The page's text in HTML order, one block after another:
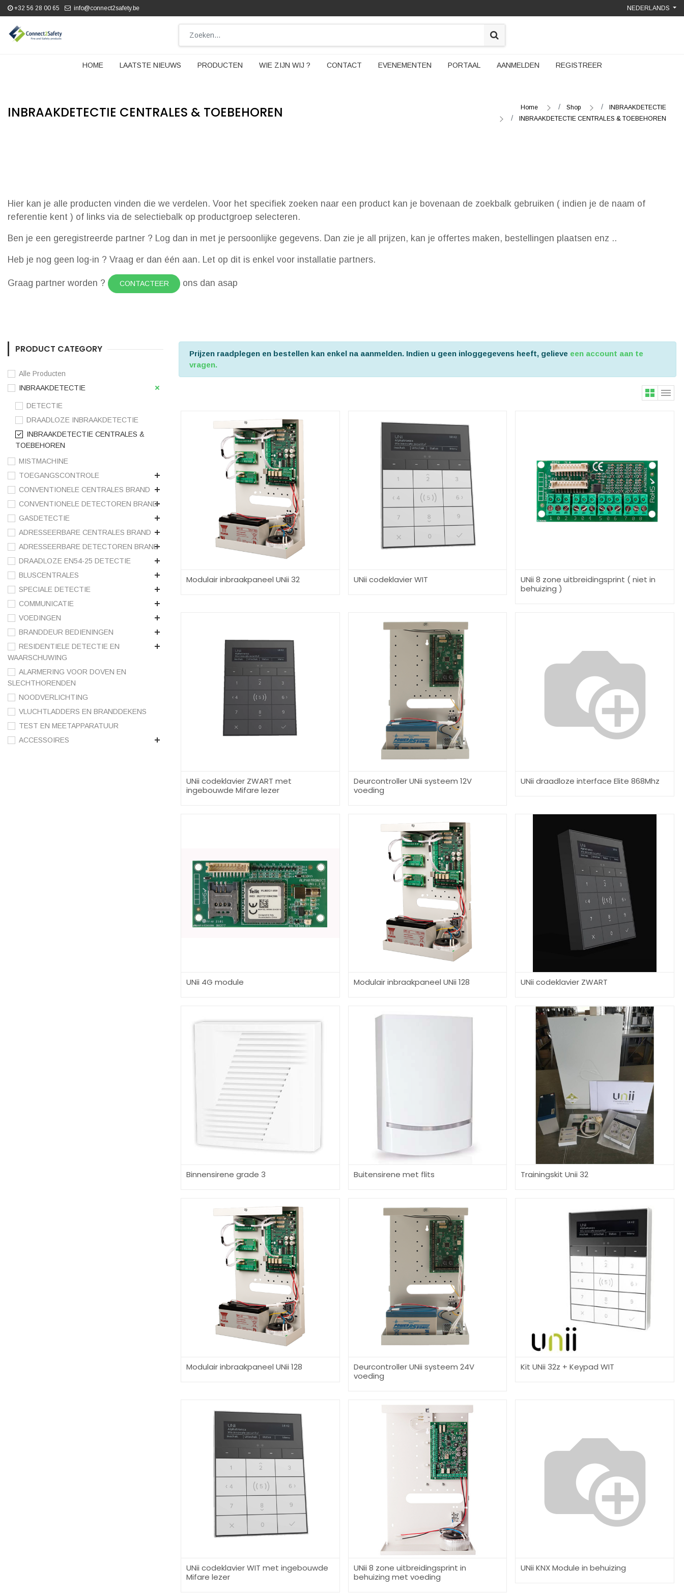
+32 56 28 00 65 info@connect2safety.be NEDERLANDS
HOME LAATSTE NIEUWS PRODUCTEN WIE ZIJN WIJ ? CONTACT EVENEMENTEN PORTAAL AANMELDEN REGISTREER
INBRAAKDETECTIE CENTRALES & TOEBEHOREN Home Shop
INBRAAKDETECTIE
INBRAAKDETECTIE CENTRALES & TOEBEHOREN
Hier kan je alle producten vinden die we verdelen. Voor het specifiek zoeken naar een product kan je bovenaan de zoekbalk gebruiken ( indien je de naam of
referentie kent ) of links via de selectiebalk op productgroep selecteren.
Ben je een geregistreerde partner ? Log dan in met je persoonlijke gegevens. Dan zie je all prijzen, kan je offertes maken, bestellingen plaatsen enz ..
Heb je nog geen log-in ? Vraag er dan één aan. Let op dit is enkel voor installatie partners.
Graag partner worden ? CONTACTEER ons dan asap
PRODUCT CATEGORY
Alle Producten
INBRAAKDETECTIE
DETECTIE
DRAADLOZE INBRAAKDETECTIE
INBRAAKDETECTIE CENTRALES &
TOEBEHOREN
MISTMACHINE
TOEGANGSCONTROLE
CONVENTIONELE CENTRALES BRAND
CONVENTIONELE DETECTOREN BRAND
GASDETECTIE
ADRESSEERBARE CENTRALES BRAND
ADRESSEERBARE DETECTOREN BRAND
DRAADLOZE EN54-25 DETECTIE
BLUSCENTRALES
SPECIALE DETECTIE
COMMUNICATIE
VOEDINGEN
BRANDDEUR BEDIENINGEN
RESIDENTIELE DETECTIE EN
WAARSCHUWING
ALARMERING VOOR DOVEN EN
SLECHTHORENDEN
NOODVERLICHTING
VLUCHTLADDERS EN BRANDDEKENS
TEST EN MEETAPPARATUUR
ACCESSOIRES
Prijzen raadplegen en bestellen kan enkel na aanmelden. Indien u geen inloggegevens heeft, gelieve een account aan te
vragen.
Modulair inbraakpaneel UNii 32 UNii codeklavier WIT
UNii 8 zone uitbreidingsprint ( niet in
behuizing )
UNii codeklavier ZWART met
ingebouwde Mifare lezer
Deurcontroller UNii systeem 12V
voeding
UNii draadloze interface Elite 868Mhz
UNii 4G module Modulair inbraakpaneel UNii 128 UNii codeklavier ZWART
Binnensirene grade 3 Buitensirene met flits Trainingskit Unii 32
Modulair inbraakpaneel UNii 128
Deurcontroller UNii systeem 24V
voeding
Kit UNii 32z + Keypad WIT
UNii codeklavier WIT met ingebouwde
Mifare lezer
UNii 8 zone uitbreidingsprint in
behuizing met voeding
UNii KNX Module in behuizing